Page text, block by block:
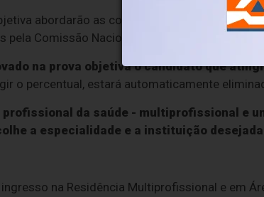
abordarão as competências presentes
Comissão Nacional de Residência Médica
na prova objetiva o candidato que
o percentual, estará automaticamente
profissional da saúde - multiprofissional e
a especialidade e a instituição
na Residência Multiprofissional e em